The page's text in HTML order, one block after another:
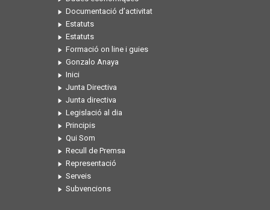
Documentació d’activitat
Estatuts
Estatuts
Formació on line i guies
Gonzalo Anaya
Inici
Junta Directiva
Junta directiva
Legislació al dia
Principis
Qui Som
Recull de Premsa
Representació
Serveis
Subvencions